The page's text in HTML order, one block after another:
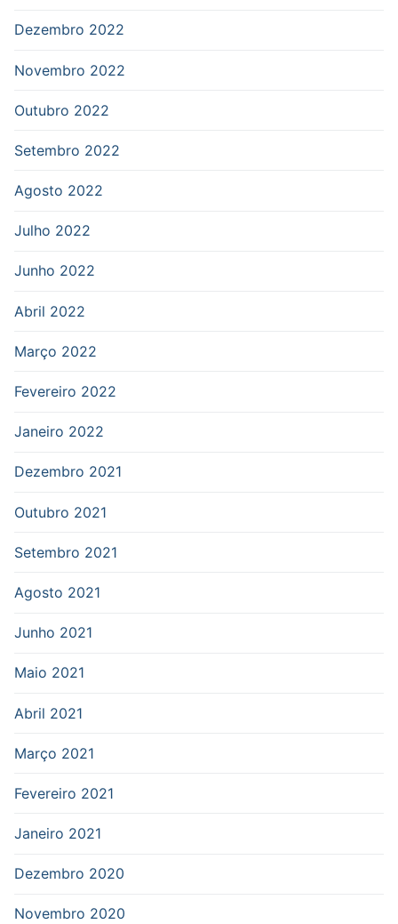
Dezembro 2022
Novembro 2022
Outubro 2022
Setembro 2022
Agosto 2022
Julho 2022
Junho 2022
Abril 2022
Março 2022
Fevereiro 2022
Janeiro 2022
Dezembro 2021
Outubro 2021
Setembro 2021
Agosto 2021
Junho 2021
Maio 2021
Abril 2021
Março 2021
Fevereiro 2021
Janeiro 2021
Dezembro 2020
Novembro 2020